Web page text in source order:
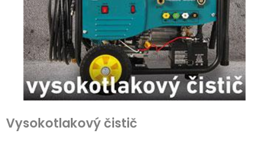
Vysokotlakový čistič